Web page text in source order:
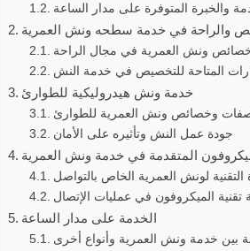
والخبرة المتوفرة على مدار الساعة
والراحة في خدمة سطحه ونش العمرية
ونش العمرية في مجال الراحة
المتاحة للتخصيص في خدمة النش
خدمة ونش هيدروليكية للطوارئ
وخصائص ونش العمرية للطوارئ
جودة عمل النش وتأثيره على الأمان
المتقدمة في خدمة ونش العمرية
لونش العمرية الخاص بالتواصل
تقنية الميكروفون في عمليات الإتصال
الخدمة على مدار الساعة
بين خدمة ونش العمرية وأنواع أخرى